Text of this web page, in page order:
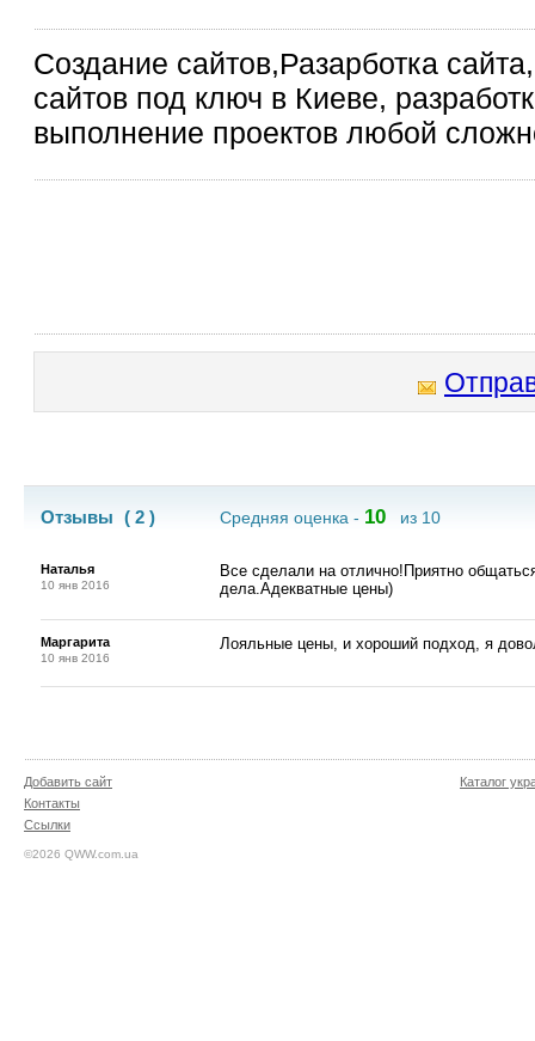
Создание сайтов,Разарботка
сайтов под ключ в Киеве,
выполнение проектов любой
Отзывы ( 2 ) Средняя оценка - 10 из 10
Наталья
10 янв 2016
Все сделали на отлично!Приятно
дела.Адекватные цены)
Маргарита
10 янв 2016
Лояльные цены, и хороший подход, я
Добавить сайт
Контакты
Ссылки
©2026 QWW.com.ua
Каталог